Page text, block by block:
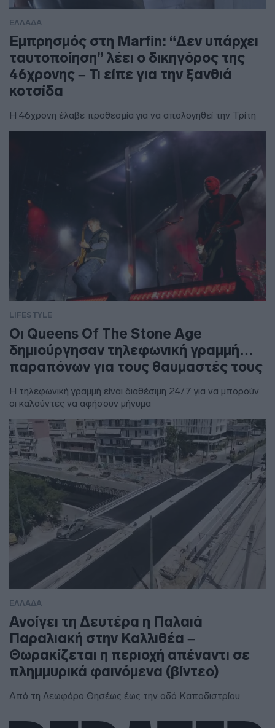
ΕΛΛΑΔΑ
Εμπρησμός στη Marfin: “Δεν υπάρχει
ταυτοποίηση” λέει ο δικηγόρος της
46χρονης – Τι είπε για την ξανθιά
κοτσίδα
Η 46χρονη έλαβε προθεσμία για να απολογηθεί την Τρίτη
LIFESTYLE
Οι Queens Of The Stone Age
δημιούργησαν τηλεφωνική γραμμή…
παραπόνων για τους θαυμαστές τους
Η τηλεφωνική γραμμή είναι διαθέσιμη 24/7 για να μπορούν
οι καλούντες να αφήσουν μήνυμα
ΕΛΛΑΔΑ
Ανοίγει τη Δευτέρα η Παλαιά
Παραλιακή στην Καλλιθέα –
Θωρακίζεται η περιοχή απέναντι σε
πλημμυρικά φαινόμενα (βίντεο)
Από τη Λεωφόρο Θησέως έως την οδό Καποδιστρίου